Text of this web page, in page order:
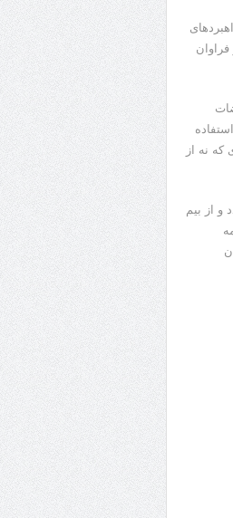
نه از
و از بیم